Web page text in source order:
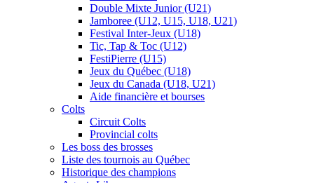
Double Mixte Junior (U21)
Jamboree (U12, U15, U18, U21)
Festival Inter-Jeux (U18)
Tic, Tap & Toc (U12)
FestiPierre (U15)
Jeux du Québec (U18)
Jeux du Canada (U18, U21)
Aide financière et bourses
Colts
Circuit Colts
Provincial colts
Les boss des brosses
Liste des tournois au Québec
Historique des champions